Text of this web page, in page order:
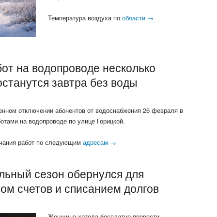
Температура воздуха по области →
на водопроводе несколько
завтра без воды
отключении абонентов от водоснабжения 26 февраля в
на водопроводе по улице Горицкой.
работ по следующим адресам →
сезон обернулся для
счетов и списанием долгов